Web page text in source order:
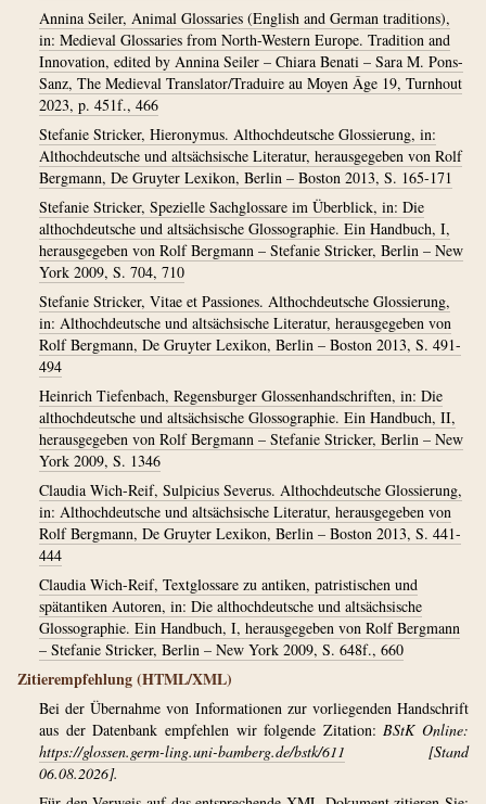
Annina Seiler, Animal Glossaries (English and German traditions),
in: Medieval Glossaries from North-Western Europe. Tradition and
Innovation, edited by Annina Seiler – Chiara Benati – Sara M. Pons-
Sanz, The Medieval Translator/Traduire au Moyen Âge 19, Turnhout
2023, p. 451f., 466
Stefanie Stricker, Hieronymus. Althochdeutsche Glossierung, in:
Althochdeutsche und altsächsische Literatur, herausgegeben von Rolf
Bergmann, De Gruyter Lexikon, Berlin – Boston 2013, S. 165-171
Stefanie Stricker, Spezielle Sachglossare im Überblick, in: Die
althochdeutsche und altsächsische Glossographie. Ein Handbuch, I,
herausgegeben von Rolf Bergmann – Stefanie Stricker, Berlin – New
York 2009, S. 704, 710
Stefanie Stricker, Vitae et Passiones. Althochdeutsche Glossierung,
in: Althochdeutsche und altsächsische Literatur, herausgegeben von
Rolf Bergmann, De Gruyter Lexikon, Berlin – Boston 2013, S. 491-
494
Heinrich Tiefenbach, Regensburger Glossenhandschriften, in: Die
althochdeutsche und altsächsische Glossographie. Ein Handbuch, II,
herausgegeben von Rolf Bergmann – Stefanie Stricker, Berlin – New
York 2009, S. 1346
Claudia Wich-Reif, Sulpicius Severus. Althochdeutsche Glossierung,
in: Althochdeutsche und altsächsische Literatur, herausgegeben von
Rolf Bergmann, De Gruyter Lexikon, Berlin – Boston 2013, S. 441-
444
Claudia Wich-Reif, Textglossare zu antiken, patristischen und
spätantiken Autoren, in: Die althochdeutsche und altsächsische
Glossographie. Ein Handbuch, I, herausgegeben von Rolf Bergmann
– Stefanie Stricker, Berlin – New York 2009, S. 648f., 660
Zitierempfehlung (HTML/XML)
Bei der Übernahme von Informationen zur vorliegenden Handschrift
aus der Datenbank empfehlen wir folgende Zitation:BStK Online:
https://glossen.germ-ling.uni-bamberg.de/bstk/611 [Stand
06.08.2026].